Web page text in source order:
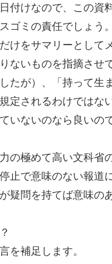
付けなので、この資
ゴミの責任でしょう
けをサマリーとして
ないものを指摘させ
たが）、「持って生
定されるわけではな
いないのなら良いの
の極めて高い文科省
止で意味のない報道
疑問を持てば意味の
を補足します。